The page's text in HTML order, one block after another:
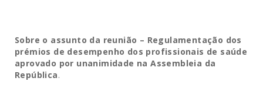
Sobre o assunto da reunião – Regulamentação dos
prémios de desempenho dos profissionais de saúde
aprovado por unanimidade na Assembleia da
República.